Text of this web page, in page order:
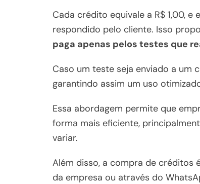
Cada crédito equivale a R$ 1,00,
respondido pelo cliente. Isso
paga apenas pelos testes que
Caso um teste seja enviado a um
garantindo assim um uso
Essa abordagem permite que
forma mais eficiente,
variar.
Além disso, a compra de créditos
da empresa ou através do